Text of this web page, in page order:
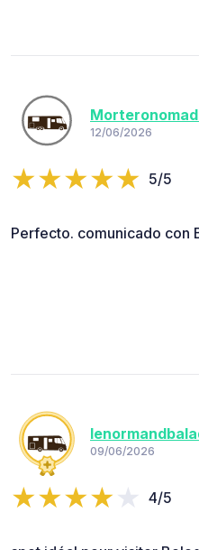
12/06/2026
5/5
Perfecto. comunicado con
09/06/2026
4/5